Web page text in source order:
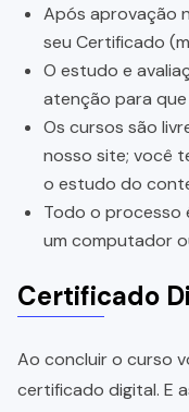
Após aprovação
seu Certificado
O estudo e
atenção para
Os cursos são
nosso site; você
o estudo do
Todo o processo
um computador
Certificado
Ao concluir o curso
certificado digital. E